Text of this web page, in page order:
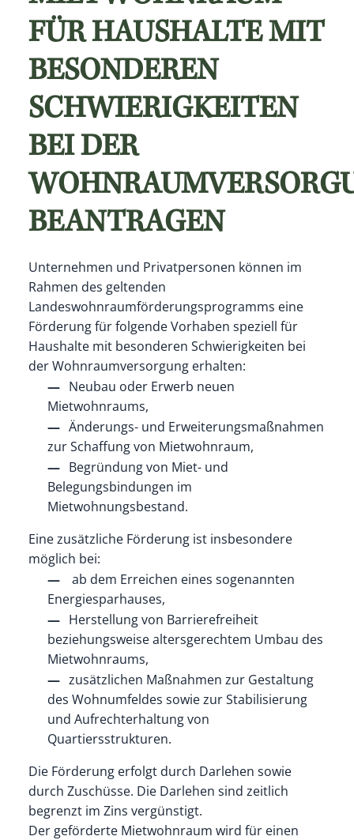
FÜR HAUSHALTE MIT
BESONDEREN
SCHWIERIGKEITEN
BEI DER
BEANTRAGEN
Unternehmen und Privatpersonen können im
Rahmen des geltenden
Landeswohnraumförderungsprogramms eine
Förderung für folgende Vorhaben speziell für
Haushalte mit besonderen Schwierigkeiten bei
der Wohnraumversorgung erhalten:
Neubau oder Erwerb neuen
Mietwohnraums,
Änderungs- und Erweiterungsmaßnahmen
zur Schaffung von Mietwohnraum,
Begründung von Miet- und
Belegungsbindungen im
Mietwohnungsbestand.
Eine zusätzliche Förderung ist insbesondere
möglich bei:
ab dem Erreichen eines sogenannten
Energiesparhauses,
Herstellung von Barrierefreiheit
beziehungsweise altersgerechtem Umbau des
Mietwohnraums,
zusätzlichen Maßnahmen zur Gestaltung
des Wohnumfeldes sowie zur Stabilisierung
und Aufrechterhaltung von
Quartiersstrukturen.
Die Förderung erfolgt durch Darlehen sowie
durch Zuschüsse. Die Darlehen sind zeitlich
begrenzt im Zins vergünstigt.
Der geförderte Mietwohnraum wird für einen